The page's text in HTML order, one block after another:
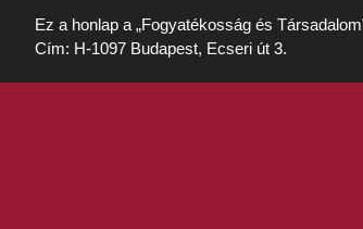
Ez a honlap a „Fogyatékosság és
Cím: H-1097 Budapest, Ecseri út 3.